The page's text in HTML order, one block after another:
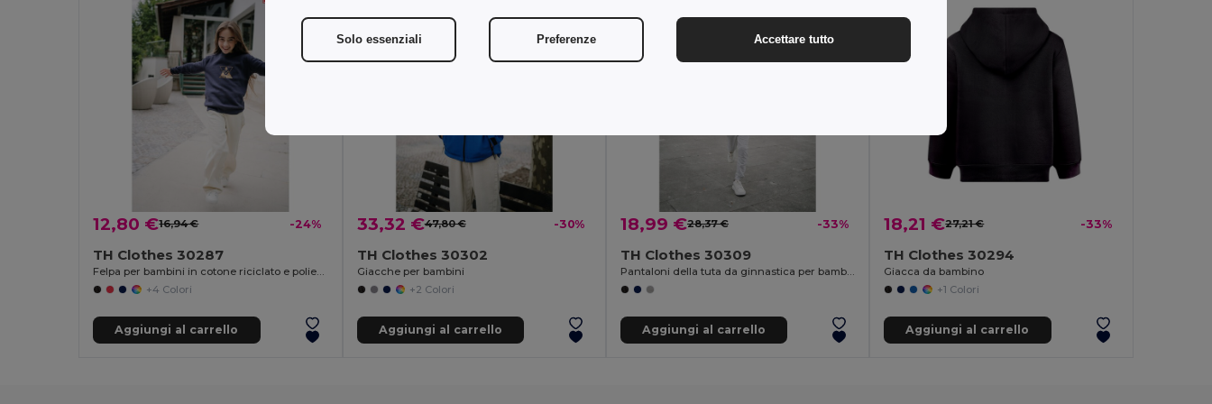
12,80 €16,94 € -24%
TH Clothes 30287
+4 Colori
Aggiungi al carrello
33,32 €47,80 € -30%
TH Clothes 30302
Giacche per bambini
+2 Colori
Aggiungi al carrello
18,99 €28,37 € -33%
TH Clothes 30309
Pantaloni della tuta da ginnastica per bambini
Aggiungi al carrello
18,21 €27,21 € -33%
TH Clothes 30294
Giacca da bambino
+1 Colori
Aggiungi al carrello
Solo essenziali Preferenze Accettare tutto